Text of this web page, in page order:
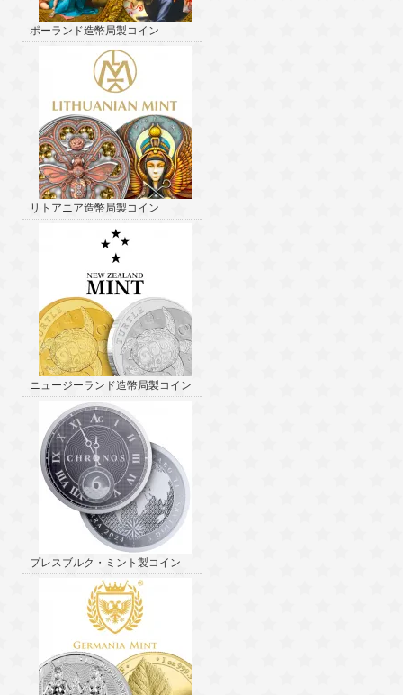
ポーランド造幣局製コイン
リトアニア造幣局製コイン
ニュージーランド造幣局製コイン
プレスブルク・ミント製コイン